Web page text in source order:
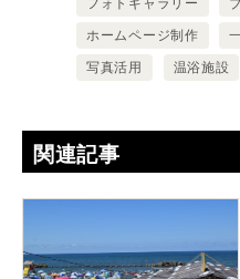
フォトギャラリー
ホームページ制作
写真活用 温浴施設
関連記事